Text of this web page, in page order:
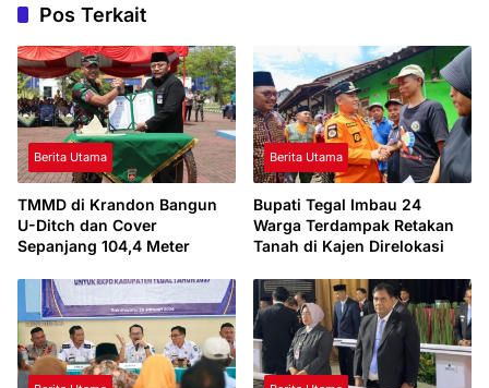
Pos Terkait
Berita Utama
TMMD di Krandon Bangun
U-Ditch dan Cover
Sepanjang 104,4 Meter
Berita Utama
Bupati Tegal Imbau 24
Warga Terdampak Retakan
Tanah di Kajen Direlokasi